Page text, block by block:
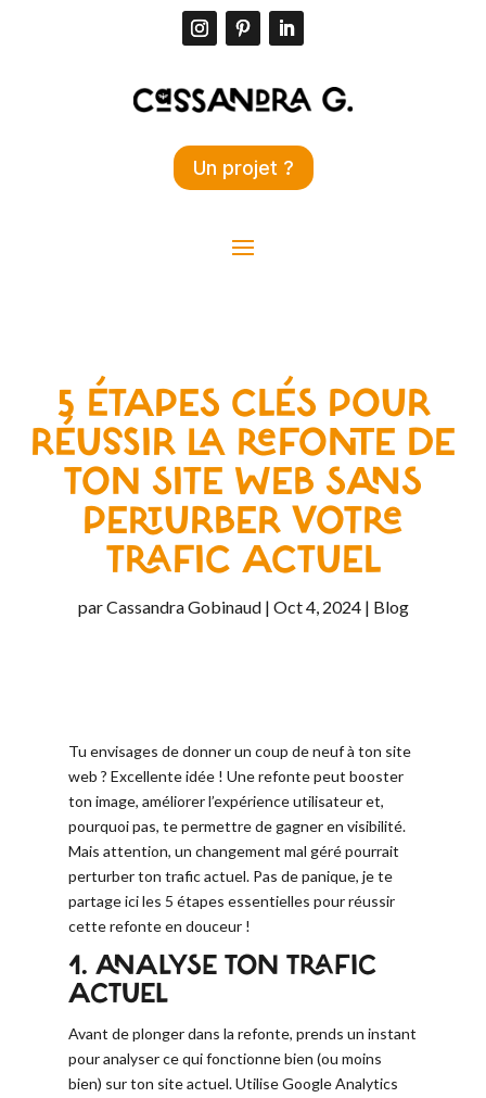
Un projet ?
5 ÉTAPES CLÉS POUR
RÉUSSIR LA REFONTE DE
TON SITE WEB SANS
PERTURBER VOTRE
TRAFIC ACTUEL
parCassandra Gobinaud| Oct 4, 2024| Blog
Tu envisages de donner un coup de neuf à ton site
web ? Excellente idée ! Une refonte peut booster
ton image, améliorer l’expérience utilisateur et,
pourquoi pas, te permettre de gagner en visibilité.
Mais attention, un changement mal géré pourrait
perturber ton trafic actuel. Pas de panique, je te
partage ici les 5 étapes essentielles pour réussir
cette refonte en douceur !
1. ANALYSE TON TRAFIC
ACTUEL
Avant de plonger dans la refonte, prends un instant
pour analyser ce qui fonctionne bien (ou moins
bien) sur ton site actuel. Utilise Google Analytics